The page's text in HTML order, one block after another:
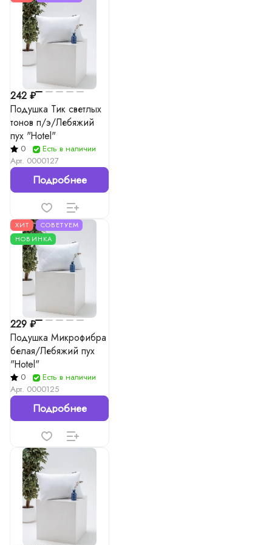
242 ₽
Подушка Тик светлых
тонов п/э/Лебяжий
пух "Hotel"
0
Есть в наличии
Арт. 0000127
Подробнее
ХИТ
СОВЕТУЕМ
НОВИНКА
229 ₽
Подушка Микрофибра
белая/Лебяжий пух
"Hotel"
0
Есть в наличии
Арт. 0000125
Подробнее